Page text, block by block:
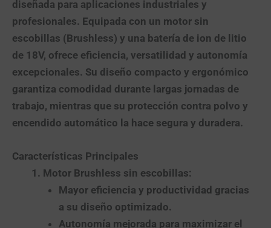
diseñada para aplicaciones industriales y
profesionales. Equipada con un motor sin
escobillas (Brushless) y una batería de ion de litio
de 18V, ofrece eficiencia, versatilidad y autonomía
excepcionales. Su diseño compacto y ergonómico
garantiza comodidad durante largas jornadas de
trabajo, mientras que su protección contra polvo y
encendido automático la hace segura y duradera.
Características Principales
Motor Brushless sin escobillas:
Mayor eficiencia y productividad gracias
a su diseño optimizado.
Autonomía mejorada para maximizar el